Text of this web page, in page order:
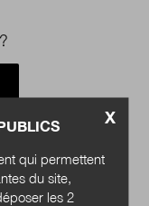
l'actualité
X
qui permettent
du site,
les 2